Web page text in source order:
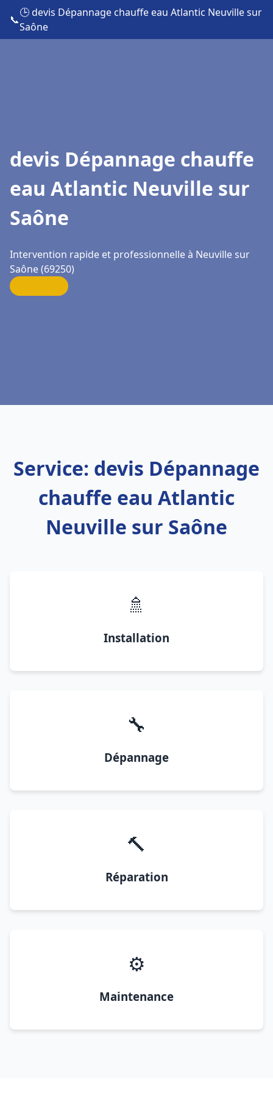
📞
🕒 devis Dépannage chauffe eau Atlantic Neuville sur
Saône
devis Dépannage chauffe
eau Atlantic Neuville sur
Saône
Intervention rapide et professionnelle à Neuville sur
Saône (69250)
Service: devis Dépannage
chauffe eau Atlantic
Neuville sur Saône
🚿
Installation
🔧
Dépannage
🔨
Réparation
⚙️
Maintenance